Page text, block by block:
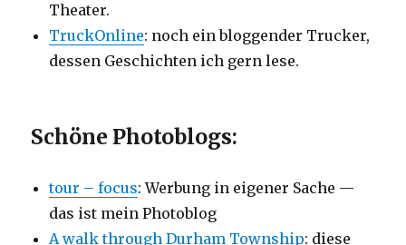
Theater.
TruckOnline: noch ein bloggender Trucker,
dessen Geschichten ich gern lese.
Schöne Photoblogs:
tour – focus: Werbung in eigener Sache —
das ist mein Photoblog
A walk through Durham Township: diese